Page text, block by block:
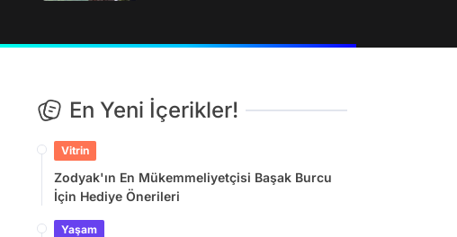
En Yeni İçerikler!
Vitrin
Zodyak'ın En Mükemmeliyetçisi Başak Burcu
İçin Hediye Önerileri
Yaşam